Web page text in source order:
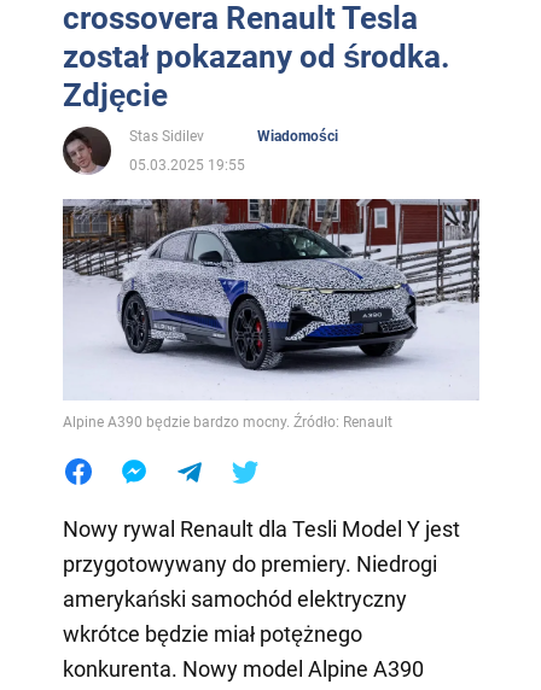
crossovera Renault Tesla
został pokazany od środka.
Zdjęcie
Stas Sidilev
Wiadomości
05.03.2025 19:55
Alpine A390 będzie bardzo mocny. Źródło: Renault
Nowy rywal Renault dla Tesli Model Y jest
przygotowywany do premiery. Niedrogi
amerykański samochód elektryczny
wkrótce będzie miał potężnego
konkurenta. Nowy model Alpine A390